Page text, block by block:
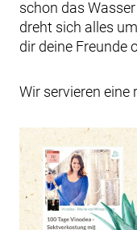
schon das
dreht sich alles
dir deine Freunde
Wir servieren